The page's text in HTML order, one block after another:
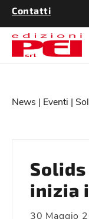
Contatti
News | Eventi |
inizia
30 Maggio